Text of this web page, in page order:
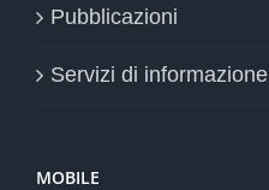
Pubblicazioni
Servizi di informazione
MOBILE